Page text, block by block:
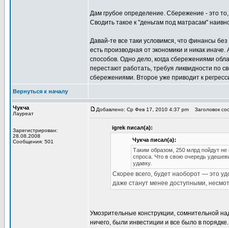
Дам грубое определение. Сбережение - это
Сводить такое к "деньгам под матрасам"
Давай-те все таки условимся, что финансы
есть производная от экономики и никак
способов. Одно дело, когда сбережениями
перестают работать, требуя ликвидности по
сбережениями. Второе уже приводит к
Вернуться к началу
Чукча
Лауреат
Зарегистрирован:
28.08.2008
Сообщения: 501
Добавлено: Ср Фев 17, 2010 4:37 pm Заголовок
igrek писал(а):
Чукча писал(а):
Таким образом, 250 млрд пойдут не
спроса. Что в свою очередь
удавку.
Скорее всего, будет наоборот — это
даже станут менее доступными,
Умозрительные конструкции, сомнительной
ничего, были инвестиции и все было в порядке.